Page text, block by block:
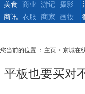
美食
商业 游记
摄影
商讯
衣服 商家 画妆
您当前的位置 ： 主页 > 京城在
平板也要买对